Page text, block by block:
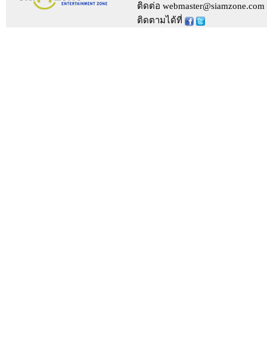
ติดต่อ webmaster@siamzone.com
ติดตามได้ที่